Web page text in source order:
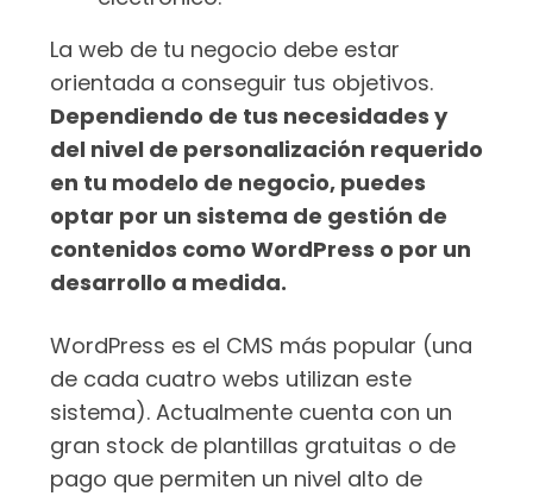
La web de tu negocio debe estar
orientada a conseguir tus objetivos.
Dependiendo de tus necesidades y
del nivel de personalización requerido
en tu modelo de negocio, puedes
optar por un sistema de gestión de
contenidos como WordPress o por un
desarrollo a medida.
WordPress es el CMS más popular (una
de cada cuatro webs utilizan este
sistema). Actualmente cuenta con un
gran stock de plantillas gratuitas o de
pago que permiten un nivel alto de